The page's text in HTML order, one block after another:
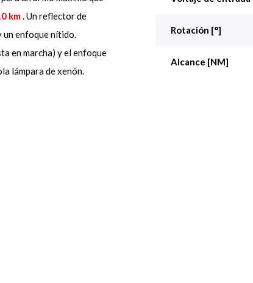
km. Un reflector de
un enfoque nítido.
en marcha) y el enfoque
lámpara de xenón.
Rotación [°]
Alcance [NM]